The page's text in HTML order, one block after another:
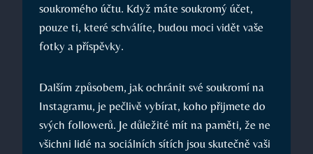
soukromého účtu. Když máte soukromý účet,
pouze ti, které schválíte, budou moci vidět vaše
fotky a příspěvky.
Dalším způsobem, jak ochránit své soukromí na
Instagramu, je pečlivě vybírat, koho přijmete do
svých followerů. Je důležité mít na paměti, že ne
všichni lidé na sociálních sítích jsou skutečně vaši